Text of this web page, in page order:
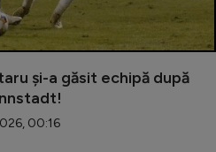
și-a găsit echipă după
00:16